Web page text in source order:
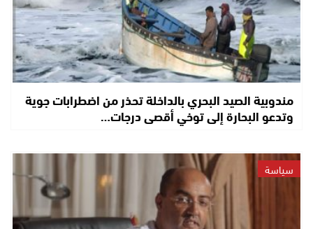
مندوبية الصيد البحري بالداخلة تحذر من اضطرابات جوية
وتدعو البحارة إلى توخي أقصى درجات…
سياسة